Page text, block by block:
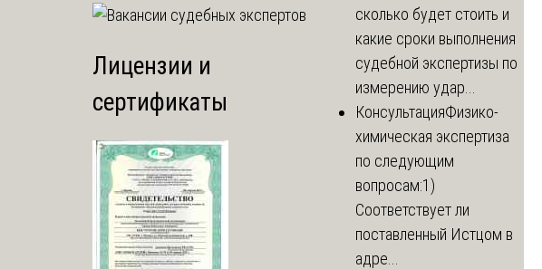
Лицензии и
сертификаты
сколько будет стоить и
какие сроки выполнения
судебной экспертизы по
измерению удар...
КонсультацияФизико-
химическая экспертиза
по следующим
вопросам:1)
Соответствует ли
поставленный Истцом в
адре...